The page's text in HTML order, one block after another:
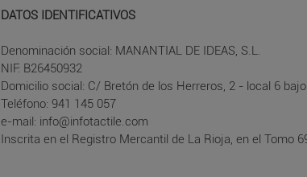
DATOS IDENTIFICATIVOS
Denominación social: MANANTIAL DE IDEAS, S.L.
NIF: B26450932
Domicilio social: C/ Bretón de los Herreros, 2 - local 6
Teléfono: 941 145 057
e-mail: info@infotactile.com
Inscrita en el Registro Mercantil de La Rioja, en el Tomo